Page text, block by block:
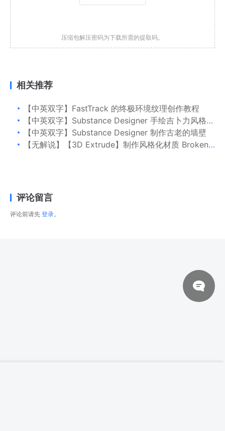
压缩包解压密码为下载所需的提取码。
相关推荐
【中英双字】FastTrack 的终极环境纹理创作教程
【中英双字】Substance Designer 手绘吉卜力风格贴图纹理教程
【中英双字】Substance Designer 制作古老的墙壁
【无解说】【3D Extrude】制作风格化材质 Broken Cobblestone
评论留言
评论前请先 登录。